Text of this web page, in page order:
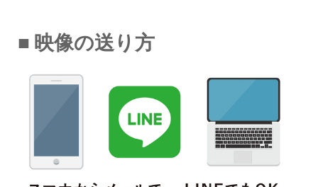
■ 映像の送り方